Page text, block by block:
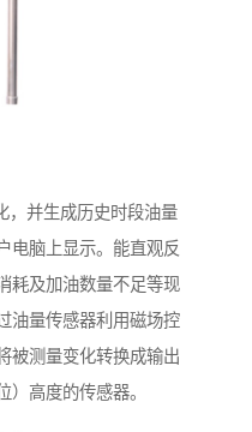
，并生成历史时段油量
电脑上显示。能直观反
耗及加油数量不足等现
油量传感器利用磁场控
被测量变化转换成输出
高度的传感器。